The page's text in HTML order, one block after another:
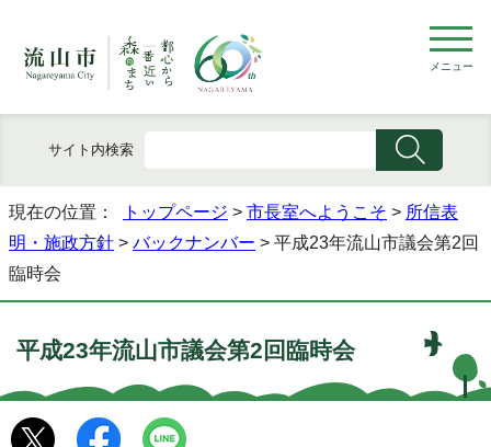
メニュー
サイト内検索
現在の位置： トップページ > 市長室へようこそ > 所信表
明・施政方針 > バックナンバー > 平成23年流山市議会第2回
臨時会
平成23年流山市議会第2回臨時会